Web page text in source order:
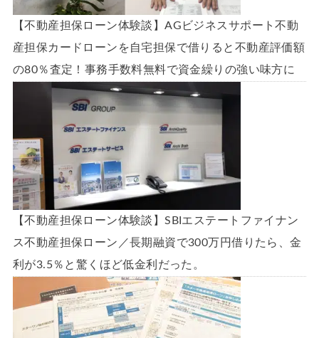
【不動産担保ローン体験談】AGビジネスサポート不動
産担保カードローンを自宅担保で借りると不動産評価額
の80％査定！事務手数料無料で資金繰りの強い味方に
【不動産担保ローン体験談】SBIエステートファイナン
ス不動産担保ローン／長期融資で300万円借りたら、金
利が3.5％と驚くほど低金利だった。